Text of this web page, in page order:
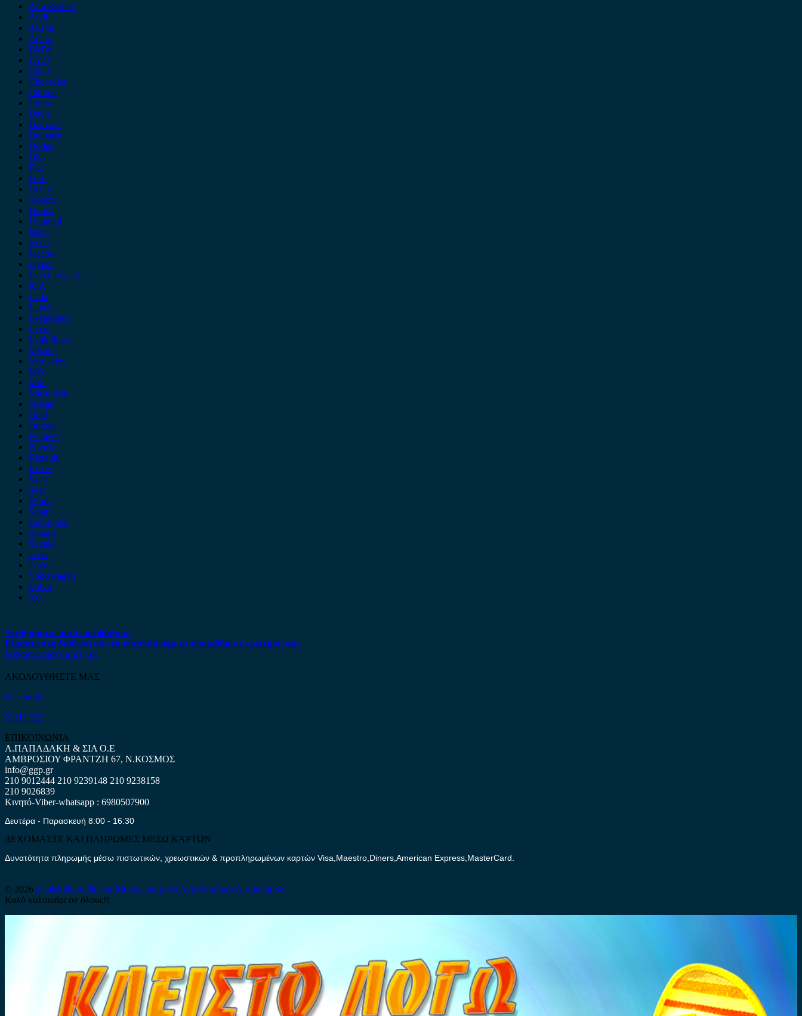
Alfa Romeo
Audi
Austin
Acura
BMW
BYD
Chery
Chevrolet
Citroen
Cupra
Dacia
Daewoo
Daihatsu
Dodge
DS
Fiat
Ford
Geely
Gonow
Honda
Hyundai
Isuzu
iveco
Jaecoo
Jaguar
Jeep Chrysler
KIA
Lada
Lancia
Leapmotor
Lexus
Lynk & co
Mazda
Mercedes
MG
Mini
Mitsubishi
Nissan
Opel
Omoda
Peugeot
Porsche
Renault
Rover
Saab
Seat
Skoda
Smart
ssangyong
Subaru
Suzuki
Tesla
Toyota
Volkswagen
Volvo
Xev
Δεν βρήκατε αυτό που ψάχνετε;
Είμαστε στη διάθεση σας να απαντήσουμε σε οποιαδήποτε ερώτηση σας.
Επικοινωνήστε μαζί μας
ΑΚΟΛΟΥΘΗΣΤΕ ΜΑΣ
Facebook
ΧΑΡΤΗΣ
ΕΠΙΚΟΙΝΩΝΙΑ
Α.ΠΑΠΑΔΑΚΗ & ΣΙΑ Ο.Ε
ΑΜΒΡΟΣΙΟΥ ΦΡΑΝΤΖΗ 67, Ν.ΚΟΣΜΟΣ
info@ggp.gr
210 9012444 210 9239148 210 9238158
210 9026839
Κινητό-Viber-whatsapp : 6980507900
Δευτέρα - Παρασκευή 8:00 - 16:30
ΔΕΧΟΜΑΣΤΕ ΚΑΙ ΠΛΗΡΩΜΕΣ ΜΕΣΩ ΚΑΡΤΩΝ
Δυνατότητα πληρωμής μέσω πιστωτικών, χρεωστικών & προπληρωμένων καρτών Visa,Maestro,Diners,American Express,MasterCard.
© 2026 antalaktika-online.grΜεταχειρισμένα Ανταλλακτικά Αυτοκινήτων
Καλό καλοκαίρι σε όλους!!